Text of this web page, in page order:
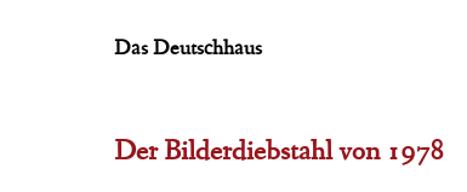
Das Deutschhaus
Der Bilderdiebstahl von 1978